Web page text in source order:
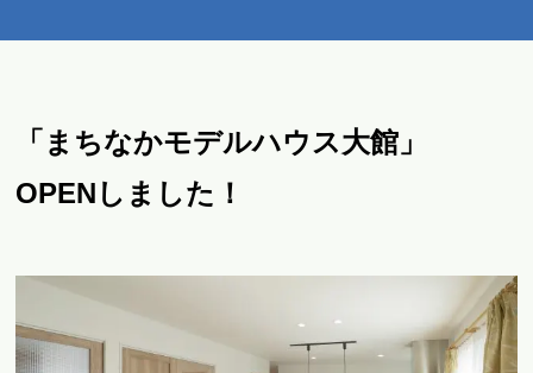
「まちなかモデルハウス大館」
OPENしました！